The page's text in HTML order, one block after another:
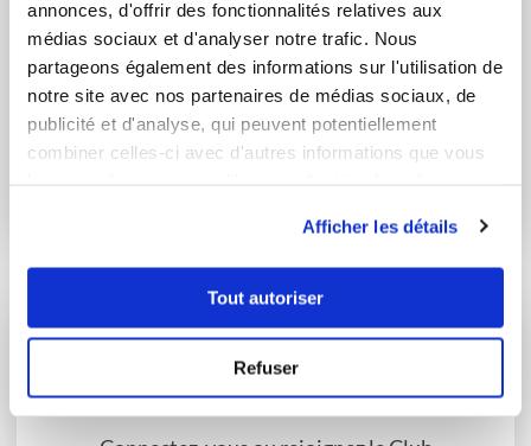
annonces, d'offrir des fonctionnalités relatives aux
médias sociaux et d'analyser notre trafic. Nous
partageons également des informations sur l'utilisation de
notre site avec nos partenaires de médias sociaux, de
publicité et d'analyse, qui peuvent potentiellement
combiner celles-ci avec d'autres informations que vous
Afficher les détails
Tout autoriser
Refuser
chaurelie emelinef38
Buche Poire-Caramel
Vous souhaitez commenter cette recette
?